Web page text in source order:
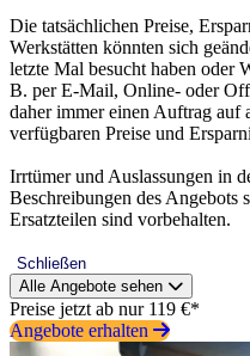
Die tatsächlichen Preise,
Werkstätten könnten sich
letzte Mal besucht haben oder
B. per E-Mail, Online- oder
daher immer einen Auftrag auf
verfügbaren Preise und
Irrtümer und Auslassungen in
Beschreibungen des Angebots
Ersatzteilen sind vorbehalten.
Schließen
Alle Angebote sehen
Preise jetzt ab nur 119 €*
Angebote erhalten